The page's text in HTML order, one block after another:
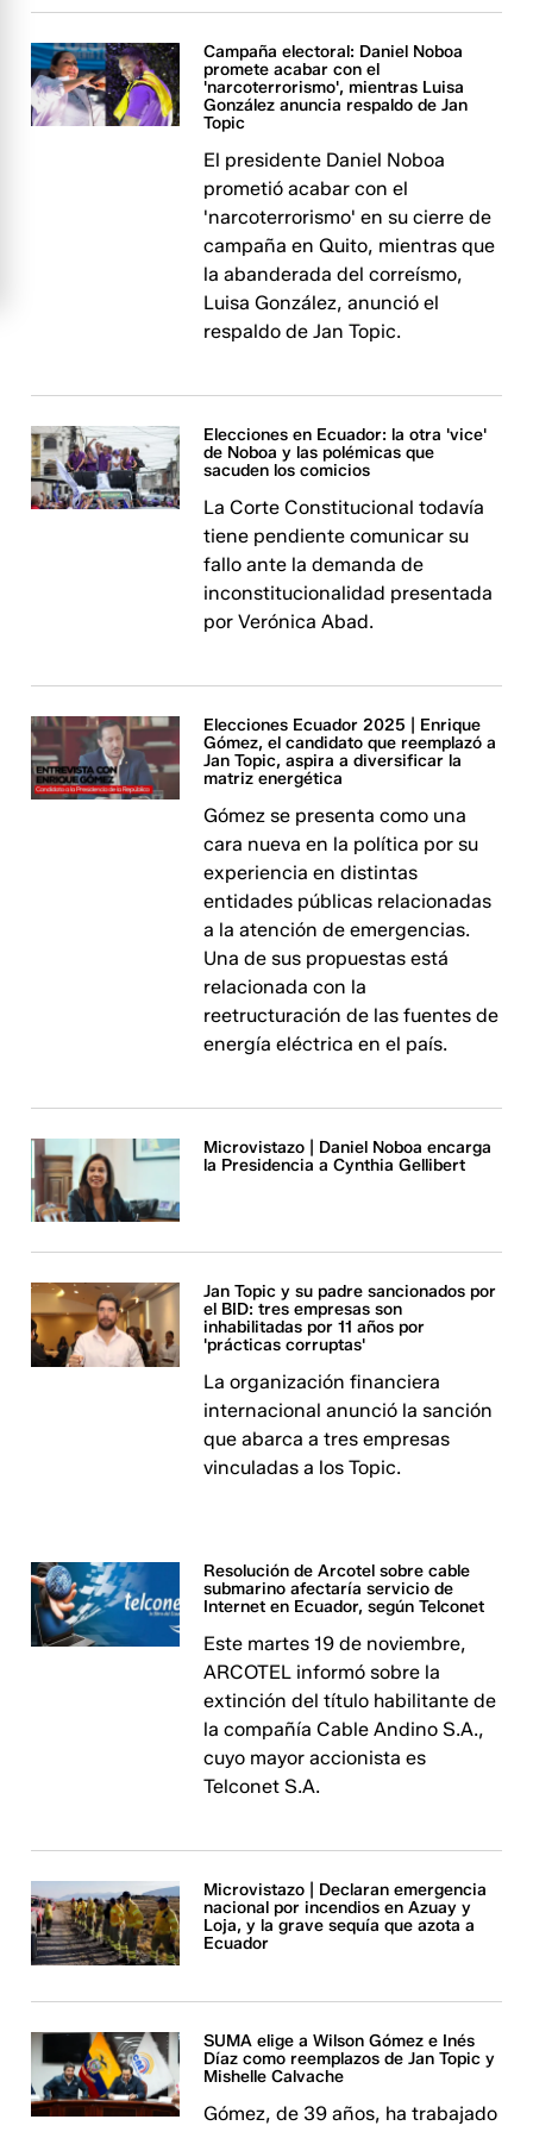
Campaña electoral: Daniel Noboa
promete acabar con el
'narcoterrorismo', mientras Luisa
González anuncia respaldo de Jan
Topic
El presidente Daniel Noboa
prometió acabar con el
'narcoterrorismo' en su cierre de
campaña en Quito, mientras que
la abanderada del correísmo,
Luisa González, anunció el
respaldo de Jan Topic.
Elecciones en Ecuador: la otra 'vice'
de Noboa y las polémicas que
sacuden los comicios
La Corte Constitucional todavía
tiene pendiente comunicar su
fallo ante la demanda de
inconstitucionalidad presentada
por Verónica Abad.
Elecciones Ecuador 2025 | Enrique
Gómez, el candidato que reemplazó a
Jan Topic, aspira a diversificar la
matriz energética
Gómez se presenta como una
cara nueva en la política por su
experiencia en distintas
entidades públicas relacionadas
a la atención de emergencias.
Una de sus propuestas está
relacionada con la
reetructuración de las fuentes de
energía eléctrica en el país.
Microvistazo | Daniel Noboa encarga
la Presidencia a Cynthia Gellibert
Jan Topic y su padre sancionados por
el BID: tres empresas son
inhabilitadas por 11 años por
'prácticas corruptas'
La organización financiera
internacional anunció la sanción
que abarca a tres empresas
vinculadas a los Topic.
Resolución de Arcotel sobre cable
submarino afectaría servicio de
Internet en Ecuador, según Telconet
Este martes 19 de noviembre,
ARCOTEL informó sobre la
extinción del título habilitante de
la compañía Cable Andino S.A.,
cuyo mayor accionista es
Telconet S.A.
Microvistazo | Declaran emergencia
nacional por incendios en Azuay y
Loja, y la grave sequía que azota a
Ecuador
SUMA elige a Wilson Gómez e Inés
Díaz como reemplazos de Jan Topic y
Mishelle Calvache
Gómez, de 39 años, ha trabajado